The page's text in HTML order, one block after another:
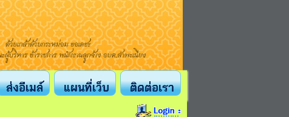
ส่งอีเมล์ แผนที่เว็บ ติดต่อเรา